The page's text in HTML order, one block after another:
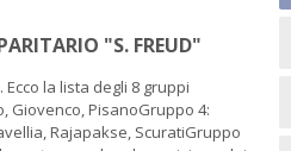
"S. FREUD"
la lista degli 8 gruppi
Giovenco, PisanoGruppo 4:
Rajapakse, ScuratiGruppo